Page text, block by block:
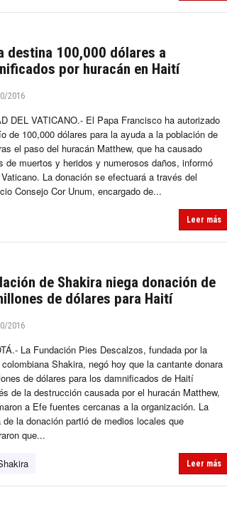
destina 100,000 dólares a
por huracán en Haití
2016
DEL VATICANO.- El Papa Francisco ha autorizado
de 100,000 dólares para la ayuda a la población de
el paso del huracán Matthew, que ha causado
de muertos y heridos y numerosos daños, informó
La donación se efectuará a través del
Consejo Cor Unum, encargado de...
Leer más
de Shakira niega donación de
de dólares para Haití
2016
La Fundación Pies Descalzos, fundada por la
Shakira, negó hoy que la cantante donara
de dólares para los damnificados de Haití
de la destrucción causada por el huracán Matthew,
a Efe fuentes cercanas a la organización. La
de la donación partió de medios locales que
que...
Leer más